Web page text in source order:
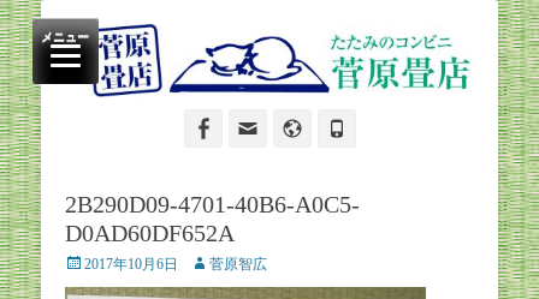
菅原畳店
たたみのコンビニ
Facebook
Email Website
2B290D09-4701-40B6-A0C5-
D0AD60DF652A
Posted
on
2017年10月6日 Author
菅原智広
メニュー